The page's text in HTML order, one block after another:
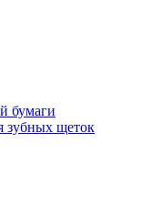
бумаги
зубных щеток